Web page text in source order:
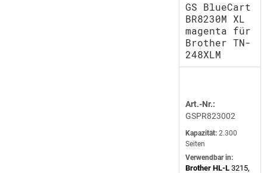
GS BlueCart
BR8230M XL
magenta für
Brother TN-
248XLM
Art.-Nr.:
GSPR823002
Kapazität: 2.300
Seiten
Verwendbar in:
Brother HL-L 3215,